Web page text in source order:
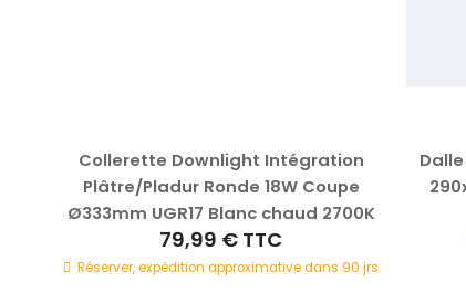
Collerette Downlight Intégration
Plâtre/Pladur Ronde 18W Coupe
Ø333mm UGR17 Blanc chaud 2700K
79,99 € TTC
Réserver, expédition approximative dans 90 jrs
Dalle